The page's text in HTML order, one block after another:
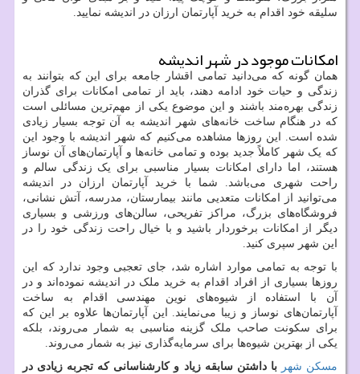
سلیقه خود اقدام به خرید آپارتمان ارزان در اندیشه نمایید.
امکانات موجود در شهر اندیشه
همان گونه که می‌دانید تمامی اقشار جامعه برای این که بتوانند به
زندگی و حیات خود ادامه دهند، باید از تمامی امکانات برای گذران
زندگی بهره‌مند باشند و این موضوع یکی از مهم‌ترین مسائلی است
که در هنگام ساخت خانه‌های شهر اندیشه به آن توجه بسیار زیادی
شده است. این روزها مشاهده می‌کنیم که شهر اندیشه با وجود این
که یک شهر کاملاً جدید بوده و تمامی خانه‌ها و آپارتمان‌های آن نوساز
هستند، اما دارای امکانات بسیار مناسبی برای یک زندگی سالم و
راحت شهری می‌باشد. شما با خرید آپارتمان ارزان در اندیشه
می‌توانید از امکانات متعدیی مانند بیمارستان، مدرسه، آتش نشانی،
فروشگاه‌های بزرگ، مراکز تفریحی، سالن‌های ورزشی و بسیاری
دیگر از امکانات برخوردار باشید و با خیال راحت زندگی خود را در
این شهر سپری کنید.
با توجه به تمامی موارد اشاره شد، جای تعجبی وجود ندارد که این
روزها بسیاری از افراد اقدام به خرید ملک در اندیشه نموده‌اند و در
آن با استفاده از شیوه‌های نوین مهندسی اقدام به ساخت
آپارتمان‌های نوساز و زیبا می‌نمایند. این آپارتمان‌ها علاوه بر این که
برای سکونت صاحب ملک گزینه مناسبی به شمار می‌روند، بلکه
یکی از بهترین شیوه‌ها برای سرمایه‌گذاری نیز به شمار می‌روند.
مسکن شهر
با داشتن سابقه زیاد و کارشناسانی که تجربه زیادی در